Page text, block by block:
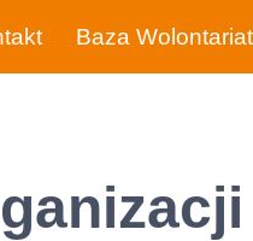
Baza